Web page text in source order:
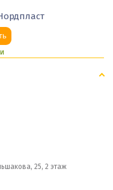
25, 2 этаж